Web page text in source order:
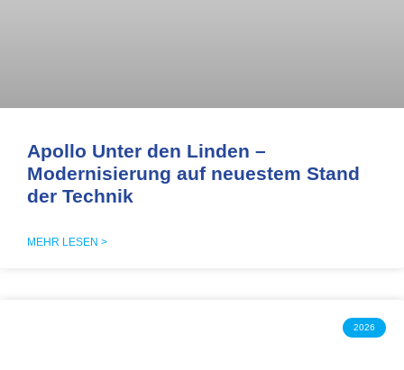
Apollo Unter den Linden –
Modernisierung auf neuestem Stand
der Technik
MEHR LESEN >
2026